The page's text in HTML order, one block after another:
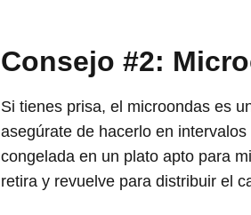
Consejo #2:
Si tienes prisa, el microondas es
asegúrate de hacerlo en
congelada en un plato apto para
retira y revuelve para distribuir el